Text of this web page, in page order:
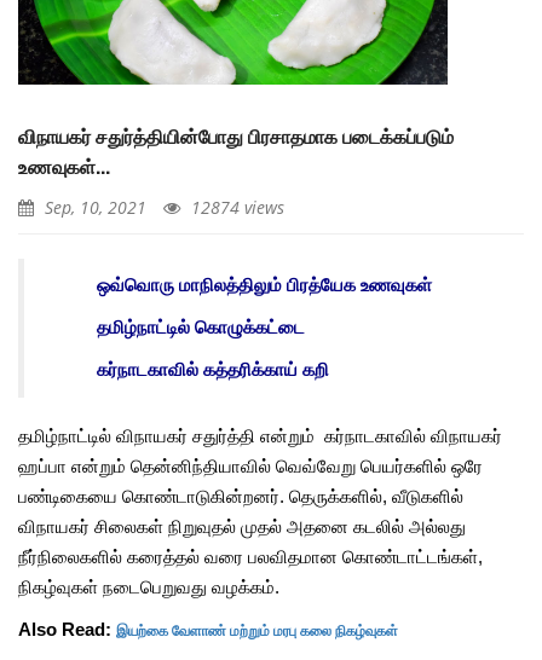
விநாயகர் சதுர்த்தியின்போது பிரசாதமாக படைக்கப்படும்
உணவுகள்...
Sep, 10, 2021 12874 views
ஒவ்வொரு மாநிலத்திலும் பிரத்யேக உணவுகள்
தமிழ்நாட்டில் கொழுக்கட்டை
கர்நாடகாவில் கத்தரிக்காய் கறி
தமிழ்நாட்டில் விநாயகர் சதுர்த்தி என்றும் கர்நாடகாவில் விநாயகர்
ஹப்பா என்றும் தென்னிந்தியாவில் வெவ்வேறு பெயர்களில் ஒரே
பண்டிகையை கொண்டாடுகின்றனர். தெருக்களில், வீடுகளில்
விநாயகர் சிலைகள் நிறுவுதல் முதல் அதனை கடலில் அல்லது
நீர்நிலைகளில் கரைத்தல் வரை பலவிதமான கொண்டாட்டங்கள்,
நிகழ்வுகள் நடைபெறுவது வழக்கம்.
Also Read: இயற்கை வேளாண் மற்றும் மரபு கலை நிகழ்வுகள்